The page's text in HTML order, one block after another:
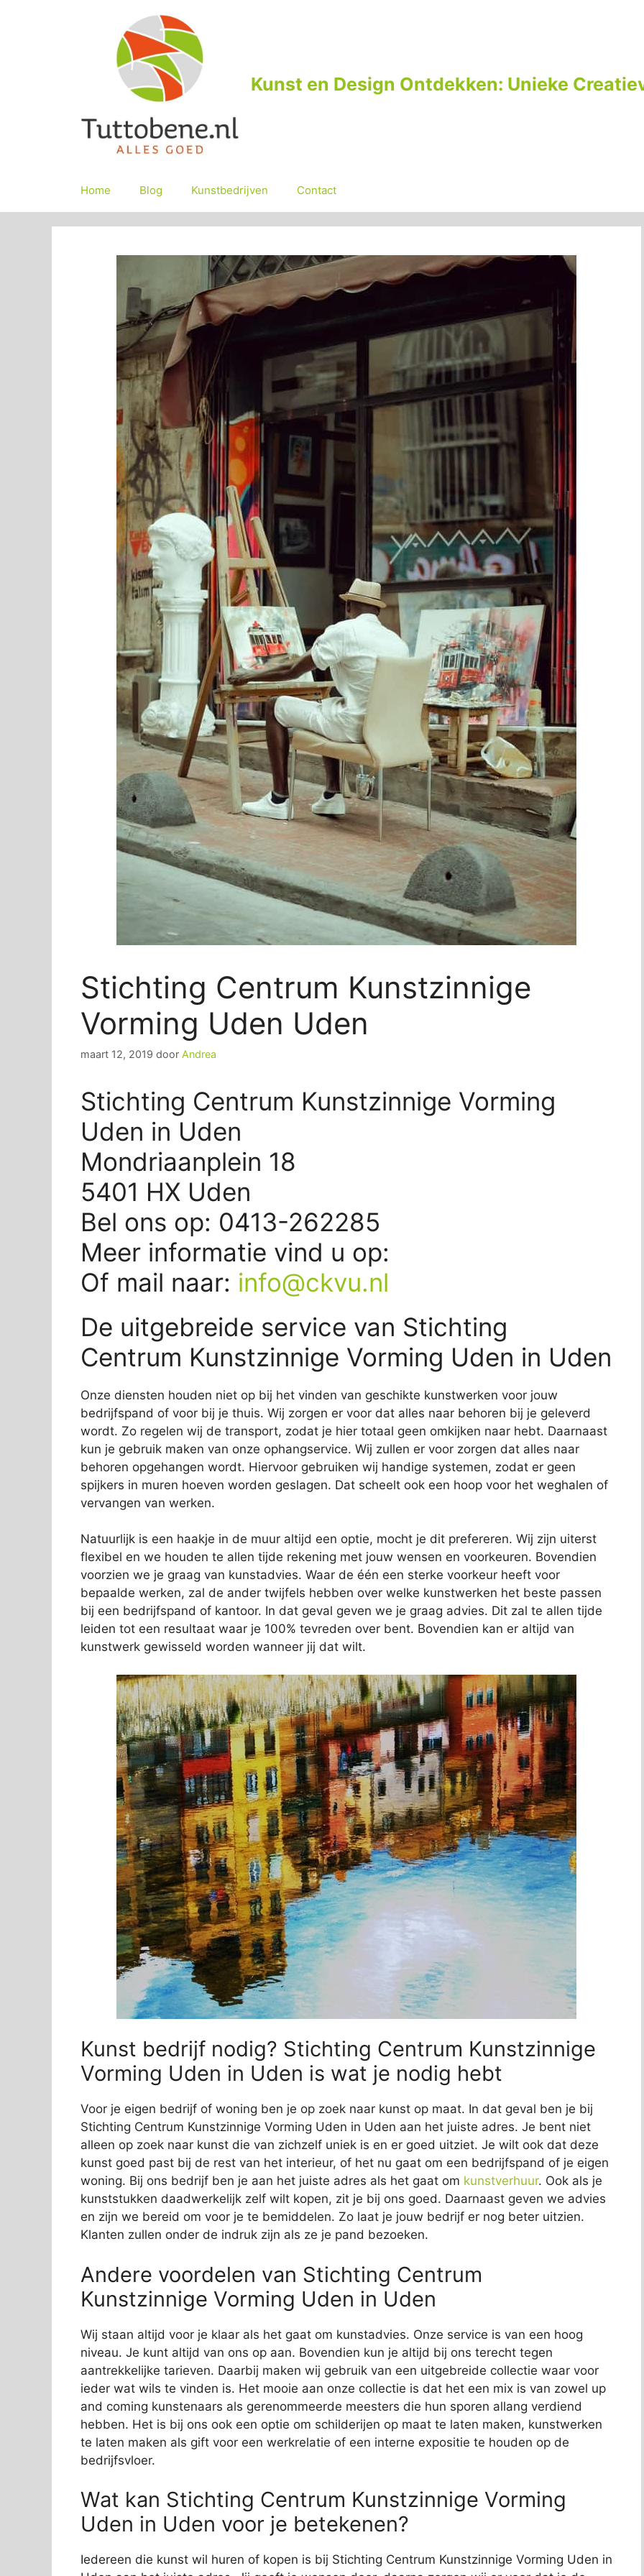
Kunst en Design Ontdekken: Unieke
Home Blog Kunstbedrijven Contact
Stichting Centrum Kunstzinnige
Vorming Uden Uden
maart 12, 2019 door Andrea
Stichting Centrum Kunstzinnige Vorming
Uden in Uden
Mondriaanplein 18
5401 HX Uden
Bel ons op: 0413-262285
Meer informatie vind u op:
Of mail naar: info@ckvu.nl
De uitgebreide service van Stichting
Centrum Kunstzinnige Vorming Uden in Uden
Onze diensten houden niet op bij het vinden van geschikte kunstwerken voor jouw
bedrijfspand of voor bij je thuis. Wij zorgen er voor dat alles naar behoren bij je geleverd
wordt. Zo regelen wij de transport, zodat je hier totaal geen omkijken naar hebt. Daarnaast
kun je gebruik maken van onze ophangservice. Wij zullen er voor zorgen dat alles naar
behoren opgehangen wordt. Hiervoor gebruiken wij handige systemen, zodat er geen
spijkers in muren hoeven worden geslagen. Dat scheelt ook een hoop voor het weghalen of
vervangen van werken.
Natuurlijk is een haakje in de muur altijd een optie, mocht je dit prefereren. Wij zijn uiterst
flexibel en we houden te allen tijde rekening met jouw wensen en voorkeuren. Bovendien
voorzien we je graag van kunstadvies. Waar de één een sterke voorkeur heeft voor
bepaalde werken, zal de ander twijfels hebben over welke kunstwerken het beste passen
bij een bedrijfspand of kantoor. In dat geval geven we je graag advies. Dit zal te allen tijde
leiden tot een resultaat waar je 100% tevreden over bent. Bovendien kan er altijd van
kunstwerk gewisseld worden wanneer jij dat wilt.
Kunst bedrijf nodig? Stichting Centrum Kunstzinnige
Vorming Uden in Uden is wat je nodig hebt
Voor je eigen bedrijf of woning ben je op zoek naar kunst op maat. In dat geval ben je bij
Stichting Centrum Kunstzinnige Vorming Uden in Uden aan het juiste adres. Je bent niet
alleen op zoek naar kunst die van zichzelf uniek is en er goed uitziet. Je wilt ook dat deze
kunst goed past bij de rest van het interieur, of het nu gaat om een bedrijfspand of je eigen
woning. Bij ons bedrijf ben je aan het juiste adres als het gaat om kunstverhuur. Ook als je
kunststukken daadwerkelijk zelf wilt kopen, zit je bij ons goed. Daarnaast geven we advies
en zijn we bereid om voor je te bemiddelen. Zo laat je jouw bedrijf er nog beter uitzien.
Klanten zullen onder de indruk zijn als ze je pand bezoeken.
Andere voordelen van Stichting Centrum
Kunstzinnige Vorming Uden in Uden
Wij staan altijd voor je klaar als het gaat om kunstadvies. Onze service is van een hoog
niveau. Je kunt altijd van ons op aan. Bovendien kun je altijd bij ons terecht tegen
aantrekkelijke tarieven. Daarbij maken wij gebruik van een uitgebreide collectie waar voor
ieder wat wils te vinden is. Het mooie aan onze collectie is dat het een mix is van zowel up
and coming kunstenaars als gerenommeerde meesters die hun sporen allang verdiend
hebben. Het is bij ons ook een optie om schilderijen op maat te laten maken, kunstwerken
te laten maken als gift voor een werkrelatie of een interne expositie te houden op de
bedrijfsvloer.
Wat kan Stichting Centrum Kunstzinnige Vorming
Uden in Uden voor je betekenen?
Iedereen die kunst wil huren of kopen is bij Stichting Centrum Kunstzinnige Vorming Uden in